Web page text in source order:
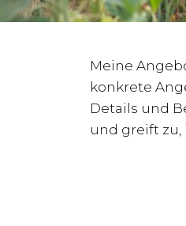
Meine
konkrete
Details und
und greift zu,